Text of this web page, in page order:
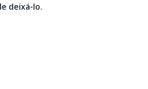
deixá-lo.